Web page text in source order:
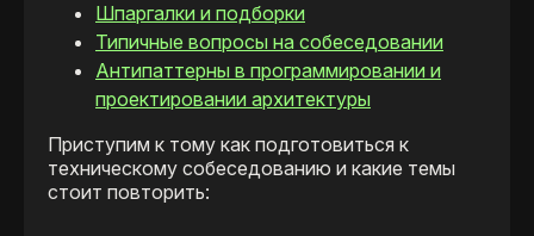
Шпаргалки и подборки
Типичные вопросы на собеседовании
Антипаттерны в программировании и
проектировании архитектуры
Приступим к тому как подготовиться к
техническому собеседованию и какие темы
стоит повторить: